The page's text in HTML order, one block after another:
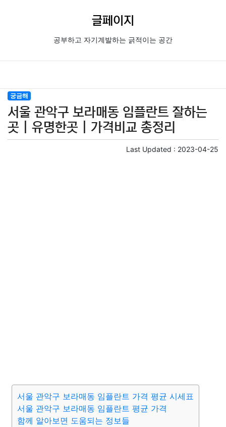
글페이지
공부하고 자기계발하는 긁적이는 공간
궁금해
서울 관악구 보라매동 임플란트 잘하는
곳 | 유명한곳 | 가격비교 총정리
Last Updated : 2023-04-25
서울 관악구 보라매동 임플란트 가격 평균 시세표
서울 관악구 보라매동 임플란트 평균 가격
함께 알아보면 도움되는 정보들